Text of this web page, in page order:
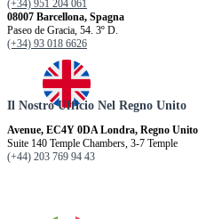
(+34) 951 204 061
08007 Barcellona, ​​Spagna
Paseo de Gracia, 54. 3º D.
(+34) 93 018 6626
Il Nostro Ufficio Nel Regno Unito
Avenue, EC4Y 0DA Londra, Regno Unito
Suite 140 Temple Chambers, 3-7 Temple
(+44) 203 769 94 43